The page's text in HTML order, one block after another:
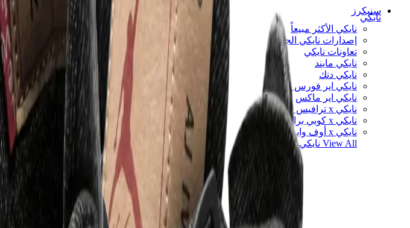
سنيكرز
نايكي
نايكي الأكثر مبيعاً
إصدارات نايكي الجديدة
تعاونات نايكي
نايكي مايند
نايكي دنك
نايكي اير فورس 1
نايكي اير ماكس
نايكي x ترافيس سكوت
نايكي x كوبي براينت
نايكي x أوف وايت
View All نايكي